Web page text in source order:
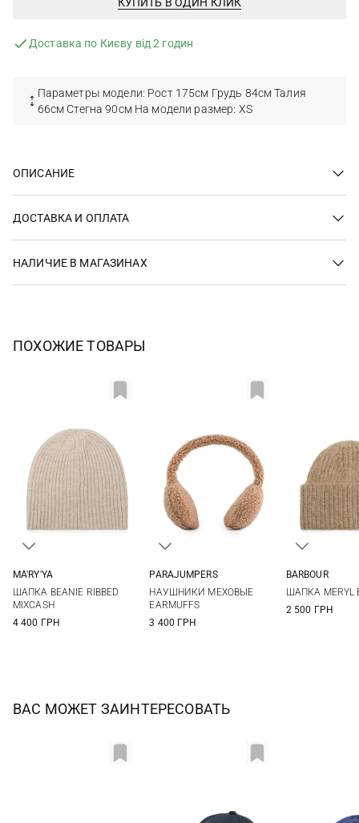
Доставка по Києву від 2 годин
Параметры модели: Рост 175см Грудь 84см Талия
66см Стегна 90см На модели размер: XS
ОПИСАНИЕ
ДОСТАВКА И ОПЛАТА
НАЛИЧИЕ В МАГАЗИНАХ
ПОХОЖИЕ ТОВАРЫ
MA'RY'YA
ШАПКА BEANIE RIBBED
MIXCASH
4 400 ГРН
PARAJUMPERS
НАУШНИКИ МЕХОВЫЕ
EARMUFFS
3 400 ГРН
BARBOUR
ШАПКА MERYL
2 500 ГРН
ВАС МОЖЕТ ЗАИНТЕРЕСОВАТЬ